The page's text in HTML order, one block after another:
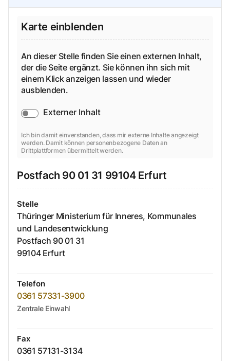
Karte einblenden
An dieser Stelle finden Sie einen externen Inhalt,
der die Seite ergänzt. Sie können ihn sich mit
einem Klick anzeigen lassen und wieder
ausblenden.
Externer Inhalt
Ich bin damit einverstanden, dass mir externe Inhalte angezeigt
werden. Damit können personenbezogene Daten an
Drittplattformen übermittelt werden.
Postfach 90 01 31 99104 Erfurt
Stelle
Thüringer Ministerium für Inneres, Kommunales
und Landesentwicklung
Postfach 90 01 31
99104 Erfurt
Telefon
0361 57331-3900
Zentrale Einwahl
Fax
0361 57131-3134